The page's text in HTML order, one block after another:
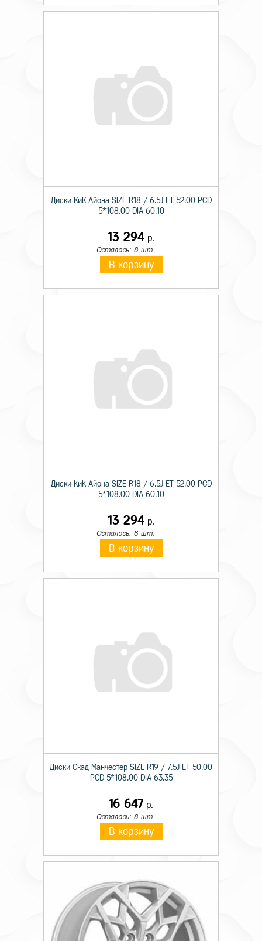
Диски КиК Айона SIZE R18 / 6.5J ET 52.00 PCD
5*108.00 DIA 60.10
13 294 р.
Осталось: 8 шт.
В корзину
Диски КиК Айона SIZE R18 / 6.5J ET 52.00 PCD
5*108.00 DIA 60.10
13 294 р.
Осталось: 8 шт.
В корзину
Диски Скад Манчестер SIZE R19 / 7.5J ET 50.00
PCD 5*108.00 DIA 63.35
16 647 р.
Осталось: 8 шт.
В корзину